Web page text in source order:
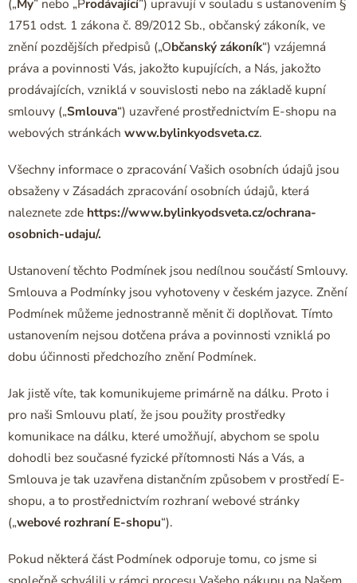
(„My” nebo „Prodávající”) upravují v souladu s ustanovením §
1751 odst. 1 zákona č. 89/2012 Sb., občanský zákoník, ve
znění pozdějších předpisů („Občanský zákoník“) vzájemná
práva a povinnosti Vás, jakožto kupujících, a Nás, jakožto
prodávajících, vzniklá v souvislosti nebo na základě kupní
smlouvy („Smlouva“) uzavřené prostřednictvím E-shopu na
webových stránkách www.bylinkyodsveta.cz.
Všechny informace o zpracování Vašich osobních údajů jsou
obsaženy v Zásadách zpracování osobních údajů, která
naleznete zde https://www.bylinkyodsveta.cz/ochrana-
osobnich-udaju/.
Ustanovení těchto Podmínek jsou nedílnou součástí Smlouvy.
Smlouva a Podmínky jsou vyhotoveny v českém jazyce. Znění
Podmínek můžeme jednostranně měnit či doplňovat. Tímto
ustanovením nejsou dotčena práva a povinnosti vzniklá po
dobu účinnosti předchozího znění Podmínek.
Jak jistě víte, tak komunikujeme primárně na dálku. Proto i
pro naši Smlouvu platí, že jsou použity prostředky
komunikace na dálku, které umožňují, abychom se spolu
dohodli bez současné fyzické přítomnosti Nás a Vás, a
Smlouva je tak uzavřena distančním způsobem v prostředí E-
shopu, a to prostřednictvím rozhraní webové stránky
(„webové rozhraní E-shopu“).
Pokud některá část Podmínek odporuje tomu, co jsme si